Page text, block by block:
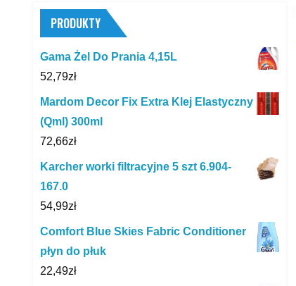
PRODUKTY
Gama Żel Do Prania 4,15L
52,79zł
Mardom Decor Fix Extra Klej Elastyczny
(Qml) 300ml
72,66zł
Karcher worki filtracyjne 5 szt 6.904-
167.0
54,99zł
Comfort Blue Skies Fabric Conditioner
płyn do płuk
22,49zł